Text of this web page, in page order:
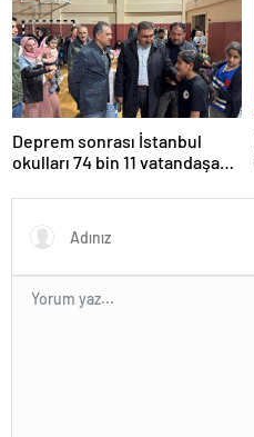
Deprem sonrası İstanbul
okulları 74 bin 11 vatandaşa